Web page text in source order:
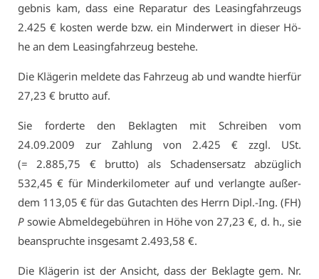
geb­nis kam, dass ei­ne Re­pa­ra­tur des Lea­sing­fahr­zeugs
2.425 € kos­ten wer­de bzw. ein Min­der­wert in die­ser Hö­
he an dem Lea­sing­fahr­zeug be­ste­he.
Die Klä­ge­rin mel­de­te das Fahr­zeug ab und wand­te hier­für
27,23 € brut­to auf.
Sie for­der­te den Be­klag­ten mit Schrei­ben vom
24.09.2009 zur Zah­lung von 2.425 € zzgl. USt.
(= 2.885,75 € brut­to) als Scha­dens­er­satz ab­züg­lich
532,45 € für Min­der­ki­lo­me­ter auf und ver­lang­te au­ßer­
dem 113,05 € für das Gut­ach­ten des Herrn Dipl.-Ing. (FH)
P so­wie Ab­mel­de­ge­büh­ren in Hö­he von 27,23 €, d. h., sie
be­an­spruch­te ins­ge­samt 2.493,58 €.
Die Klä­ge­rin ist der An­sicht, dass der Be­klag­te gem. Nr.